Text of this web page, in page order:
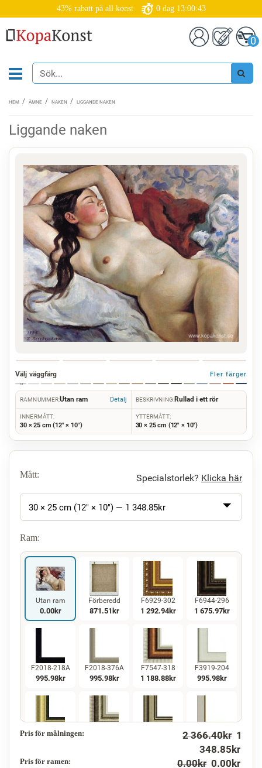
43% rabatt på all konst 0 dag 13:00:42
0
HEM ÄMNE NAKEN LIGGANDE NAKEN
Liggande naken
Välj väggfärg Fler färger
RAMNUMMER:Utan ram Detalj BESKRIVNING:Rullad i ett rör
INNERMÅTT:
30 × 25 cm (12" × 10")
YTTERMÅTT:
30 × 25 cm (12" × 10")
Mått: Specialstorlek? Klicka här
30 × 25 cm (12" × 10") — 1 348.85kr
Ram:
Utan ram
0.00kr
Förberedd
871.51 kr
F6929-302
1 292.94kr
F6944-296
1 675.97kr
F2018-218A
995.98kr
F2018-376A
995.98kr
F7547-318
1 188.88kr
F3919-204
995.98kr
F5130-234 F3013-236
1 058.04kr
Pris för målningen: 2 366.40kr 1
348.85 kr
Pris för ramen: 0.00kr 0.00 kr